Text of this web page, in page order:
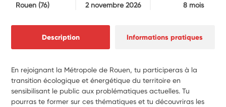
Rouen(76) 2 novembre 2026 8 mois
Description Informations pratiques
En rejoignant la Métropole de Rouen, tu participeras à la
transition écologique et énergétique du territoire en
sensibilisant le public aux problématiques actuelles. Tu
pourras te former sur ces thématiques et tu découvriras les